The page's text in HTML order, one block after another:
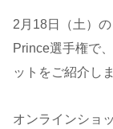
2月18日（土）
Prince選手権で
ットをご紹介しま
オンラインショ